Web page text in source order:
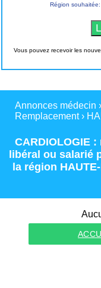
Région souhaitée:
Vous pouvez recevoir les
Annonces médecin ›
Remplacement ›
CARDIOLOGIE
libéral ou salarié
la région